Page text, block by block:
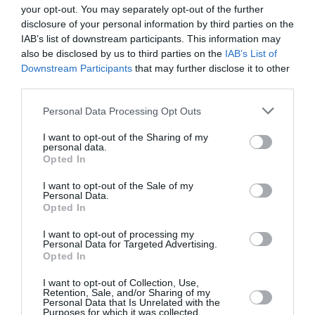
your opt-out. You may separately opt-out of the further
disclosure of your personal information by third parties on the
IAB’s list of downstream participants. This information may
also be disclosed by us to third parties on the IAB’s List of
Downstream Participants that may further disclose it to other
Personal Data Processing Opt Outs
I want to opt-out of the Sharing of my
personal data.
Opted In
I want to opt-out of the Sale of my
Personal Data.
Opted In
I want to opt-out of processing my
Personal Data for Targeted Advertising.
Opted In
I want to opt-out of Collection, Use,
Retention, Sale, and/or Sharing of my
Personal Data that Is Unrelated with the
Purposes for which it was collected.
Μια νεαρή επαρχιώτισσα αναγκάζεται να
κτηνοτρόφο, παρά τον έρωτά της για τον γιο
του. Σύντομα, θα γίνει αντικείμενο ζήλιας και
έχθρας από τους υπόλοιπους χωρικούς και θα
χρειαστεί να παλέψει για να διαφυλάξει την
ανεξαρτησία της. Με φόντο την Πολωνία των
αρχών του 20ου αιώνα, οι ιστορίες των χωρικών